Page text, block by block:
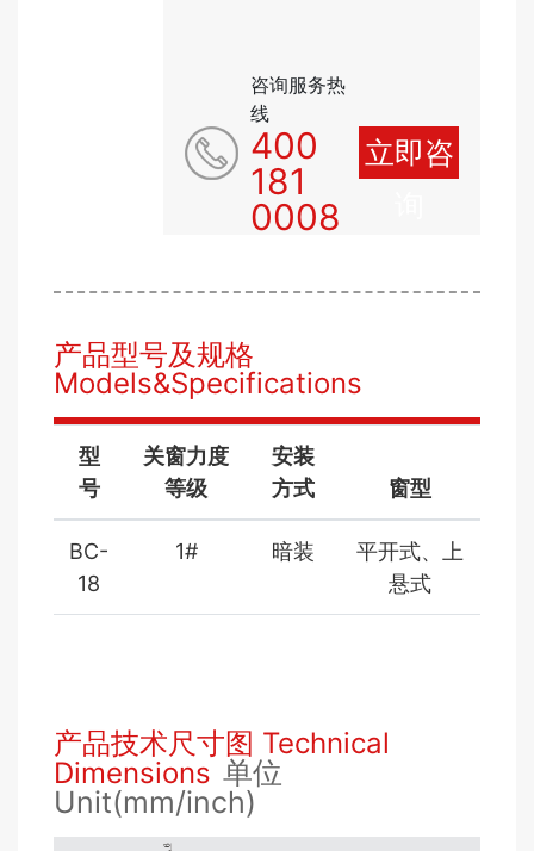
咨询服务热
线
400
181
0008
立即咨
产品型号及规格
Models&Specifications
型
号
关窗力度
等级
安装
方式
窗型
BC-
18
1# 暗装
平开式、上
悬式
产品技术尺寸图 Technical
Dimensions 单位
Unit(mm/inch)